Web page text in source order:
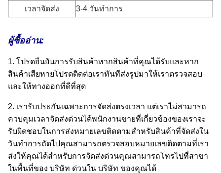
เวลาจัดส่ง 3-4 วันทำการ
ผู้ซื้ออ่าน:
1. โปรดยืนยันการรับสินค้าหากสินค้าที่คุณได้รับและหาก
สินค้าเสียหายโปรดติดต่อเราทันทีส่งรูปมาให้เราตรวจสอบ
และให้ทางออกที่ดีที่สุด
2. เรารับประกันเฉพาะการจัดส่งตรงเวลา แต่เราไม่สามารถ
ควบคุมเวลาจัดส่งด่วนได้พนักงานขายที่เกี่ยวข้องของเราจะ
รับผิดชอบในการส่งหมายเลขติดตามสำหรับสินค้าที่จัดส่งใน
วันทำการถัดไปคุณสามารถตรวจสอบหมายเลขติดตามที่เรา
ส่งให้คุณได้สำหรับการจัดส่งด่วนคุณสามารถโทรไปที่สาขา
ในพื้นที่ของ บริษัท ด่วนใน บริษัท ของคุณได้